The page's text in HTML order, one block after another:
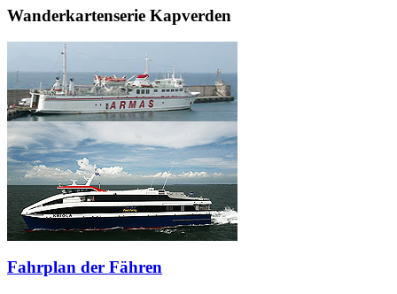
Wanderkartenserie Kapverden
Fahrplan der Fähren